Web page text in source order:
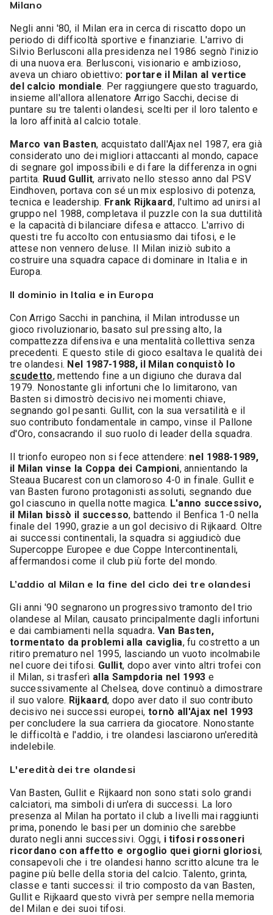
Milano
Negli anni '80, il Milan era in cerca di riscatto dopo un
periodo di difficoltà sportive e finanziarie. L'arrivo di
Silvio Berlusconi alla presidenza nel 1986 segnò l'inizio
di una nuova era. Berlusconi, visionario e ambizioso,
aveva un chiaro obiettivo: portare il Milan al vertice
del calcio mondiale. Per raggiungere questo traguardo,
insieme all'allora allenatore Arrigo Sacchi, decise di
puntare su tre talenti olandesi, scelti per il loro talento e
la loro affinità al calcio totale.
Marco van Basten, acquistato dall'Ajax nel 1987, era già
considerato uno dei migliori attaccanti al mondo, capace
di segnare gol impossibili e di fare la differenza in ogni
partita. Ruud Gullit, arrivato nello stesso anno dal PSV
Eindhoven, portava con sé un mix esplosivo di potenza,
tecnica e leadership. Frank Rijkaard, l'ultimo ad unirsi al
gruppo nel 1988, completava il puzzle con la sua duttilità
e la capacità di bilanciare difesa e attacco. L'arrivo di
questi tre fu accolto con entusiasmo dai tifosi, e le
attese non vennero deluse. Il Milan iniziò subito a
costruire una squadra capace di dominare in Italia e in
Europa.
Il dominio in Italia e in Europa
Con Arrigo Sacchi in panchina, il Milan introdusse un
gioco rivoluzionario, basato sul pressing alto, la
compattezza difensiva e una mentalità collettiva senza
precedenti. E questo stile di gioco esaltava le qualità dei
tre olandesi. Nel 1987-1988, il Milan conquistò lo
scudetto, mettendo fine a un digiuno che durava dal
1979. Nonostante gli infortuni che lo limitarono, van
Basten si dimostrò decisivo nei momenti chiave,
segnando gol pesanti. Gullit, con la sua versatilità e il
suo contributo fondamentale in campo, vinse il Pallone
d'Oro, consacrando il suo ruolo di leader della squadra.
Il trionfo europeo non si fece attendere: nel 1988-1989,
il Milan vinse la Coppa dei Campioni, annientando la
Steaua Bucarest con un clamoroso 4-0 in finale. Gullit e
van Basten furono protagonisti assoluti, segnando due
gol ciascuno in quella notte magica. L'anno successivo,
il Milan bissò il successo, battendo il Benfica 1-0 nella
finale del 1990, grazie a un gol decisivo di Rijkaard. Oltre
ai successi continentali, la squadra si aggiudicò due
Supercoppe Europee e due Coppe Intercontinentali,
affermandosi come il club più forte del mondo.
L’addio al Milan e la fine del ciclo dei tre olandesi
Gli anni '90 segnarono un progressivo tramonto del trio
olandese al Milan, causato principalmente dagli infortuni
e dai cambiamenti nella squadra. Van Basten,
tormentato da problemi alla caviglia, fu costretto a un
ritiro prematuro nel 1995, lasciando un vuoto incolmabile
nel cuore dei tifosi. Gullit, dopo aver vinto altri trofei con
il Milan, si trasferì alla Sampdoria nel 1993 e
successivamente al Chelsea, dove continuò a dimostrare
il suo valore. Rijkaard, dopo aver dato il suo contributo
decisivo nei successi europei, tornò all'Ajax nel 1993
per concludere la sua carriera da giocatore. Nonostante
le difficoltà e l'addio, i tre olandesi lasciarono un'eredità
indelebile.
L'eredità dei tre olandesi
Van Basten, Gullit e Rijkaard non sono stati solo grandi
calciatori, ma simboli di un'era di successi. La loro
presenza al Milan ha portato il club a livelli mai raggiunti
prima, ponendo le basi per un dominio che sarebbe
durato negli anni successivi. Oggi, i tifosi rossoneri
ricordano con affetto e orgoglio quei giorni gloriosi,
consapevoli che i tre olandesi hanno scritto alcune tra le
pagine più belle della storia del calcio. Talento, grinta,
classe e tanti successi: il trio composto da van Basten,
Gullit e Rijkaard questo vivrà per sempre nella memoria
del Milan e dei suoi tifosi.